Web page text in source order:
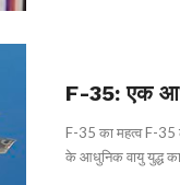
F-35: एक
F-35 का महत्व F-35
के आधुनिक वायु युद्ध